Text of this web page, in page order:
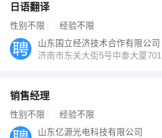
日语翻译
性别不限 经验不限
山东国立经济技术合作有限公司
济南市东关大街5号中泰大厦701
销售经理
性别不限 经验不限
山东亿源光电科技有限公司